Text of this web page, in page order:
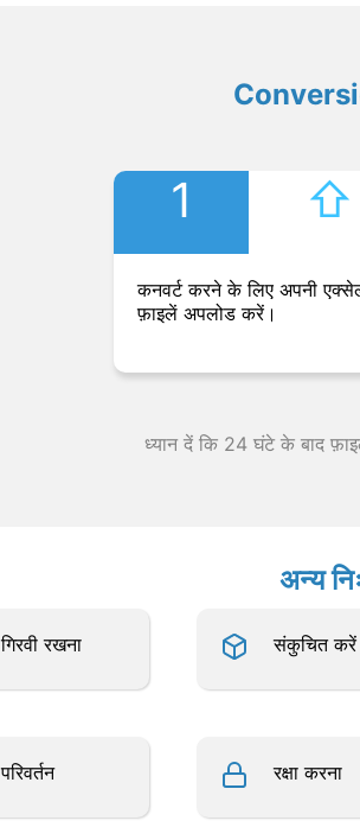
1 ⇧︎
कनवर्ट करने के लिए अपनी
फ़ाइलें अपलोड करें।
ध्यान दें कि 24 घंटे के बाद
अन्य
गिरवी रखना संकुचित करें
परिवर्तन रक्षा करना